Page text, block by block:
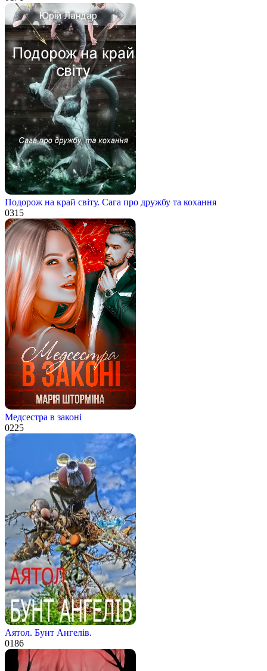
Подорож на край світу. Сага про дружбу та кохання
0315
Медсестра в законі
0225
Аятол. Бунт Ангелів.
0186